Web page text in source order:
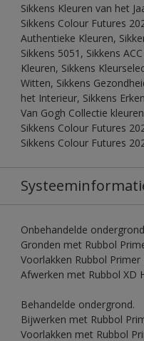
Sikkens Kleuren van het
Sikkens Colour Futures
Authentieke Kleuren,
Sikkens 5051, Sikkens
Kleuren, Sikkens
Witten, Sikkens
het Interieur, Sikkens
Van Gogh Collectie
Sikkens Colour Futures
Sikkens Colour Futures
Onbehandelde
Gronden met Rubbol
Voorlakken Rubbol Primer
Afwerken met Rubbol XD
Behandelde ondergrond.
Bijwerken met Rubbol
Voorlakken met Rubbol